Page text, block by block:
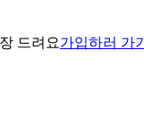
드려요가입하러 가기